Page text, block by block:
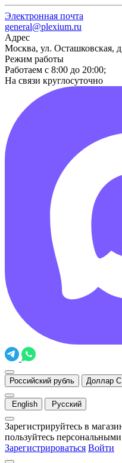
Электронная почта
general@plexium.ru
Адрес
Москва, ул. Осташковская,
Режим работы
Работаем с 8:00 до 20:00;
На связи круглосуточно
Российский рубль Доллар
English Русский
Зарегистрируйтесь в
пользуйтесь
Зарегистрироваться Войти